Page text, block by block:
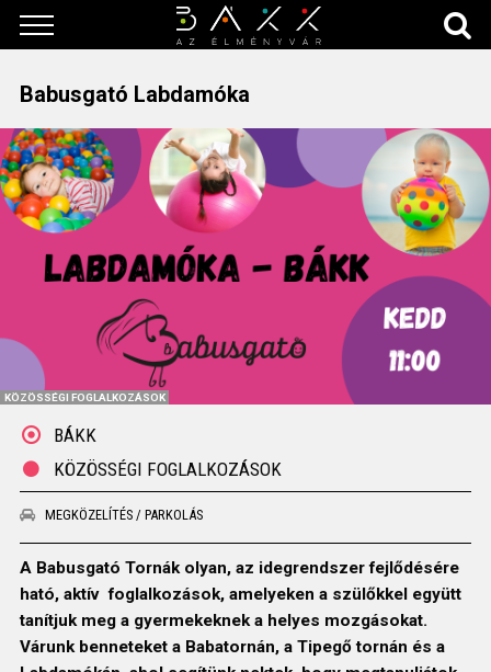
Babusgató Labdamóka
KÖZÖSSÉGI FOGLALKOZÁSOK
A Babusgató Tornák olyan, az idegrendszer fejlődésére
ható, aktív foglalkozások, amelyeken a szülőkkel együtt
tanítjuk meg a gyermekeknek a helyes mozgásokat.
Várunk benneteket a Babatornán, a Tipegő tornán és a
BÁKK
KÖZÖSSÉGI FOGLALKOZÁSOK
MEGKÖZELÍTÉS / PARKOLÁS